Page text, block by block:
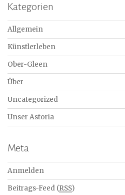
Kategorien
Allgemein
Künstlerleben
Ober-Gleen
Über
Uncategorized
Unser Astoria
Meta
Anmelden
Beitrags-Feed (RSS)